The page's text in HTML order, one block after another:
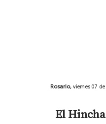
Rosario, viernes 07
El Hincha